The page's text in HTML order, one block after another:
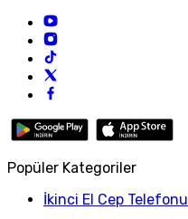
Popüler Kategoriler
İkinci El Cep Telefonu